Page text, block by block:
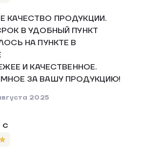
КАЧЕСТВО ПРОДУКЦИИ.
В УДОБНЫЙ ПУНКТ
НА ПУНКТЕ В
И КАЧЕСТВЕННОЕ.
ЗА ВАШУ ПРОДУКЦИЮ!
2025
С